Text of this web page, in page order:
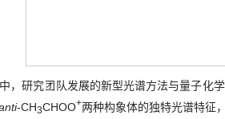
，研究团队发展的新型光谱方法与量子化
-CH3CHOO+两种构象体的独特光谱特征